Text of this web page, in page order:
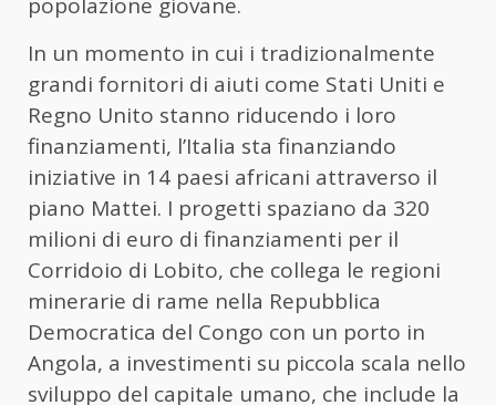
In un momento in cui i tradizionalmente
grandi fornitori di aiuti come Stati Uniti e
Regno Unito stanno riducendo i loro
finanziamenti, l’Italia sta finanziando
iniziative in 14 paesi africani attraverso il
piano Mattei. I progetti spaziano da 320
milioni di euro di finanziamenti per il
Corridoio di Lobito, che collega le regioni
minerarie di rame nella Repubblica
Democratica del Congo con un porto in
Angola, a investimenti su piccola scala nello
sviluppo del capitale umano, che include la